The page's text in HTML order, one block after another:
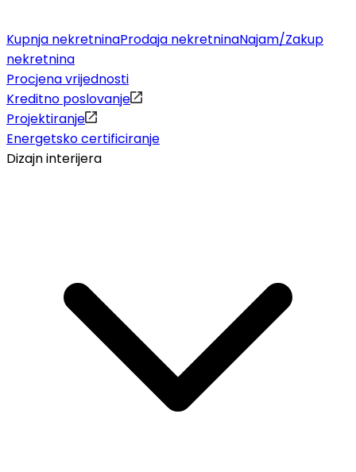
Kupnja nekretninaProdaja nekretninaNajam/Zakup
nekretnina
Procjena vrijednosti
Kreditno poslovanje
Projektiranje
Energetsko certificiranje
Dizajn interijera